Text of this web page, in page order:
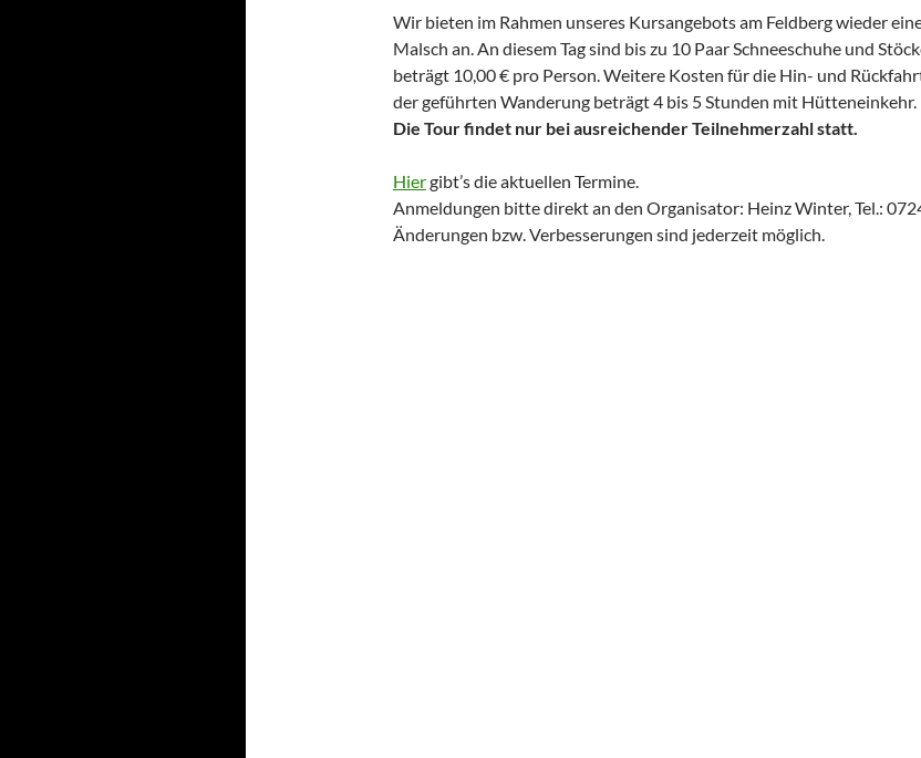
Wir bieten im Rahmen unseres Kursangebots am Feldberg wieder
Malsch an. An diesem Tag sind bis zu 10 Paar Schneeschuhe und
beträgt 10,00 € pro Person. Weitere Kosten für die Hin- und
der geführten Wanderung beträgt 4 bis 5 Stunden mit Hütteneinkehr.
Die Tour findet nur bei ausreichender Teilnehmerzahl statt.
Hiergibt’s die aktuellen Termine.
Anmeldungen bitte direkt an den Organisator: Heinz Winter, Tel.:
Änderungen bzw. Verbesserungen sind jederzeit möglich.